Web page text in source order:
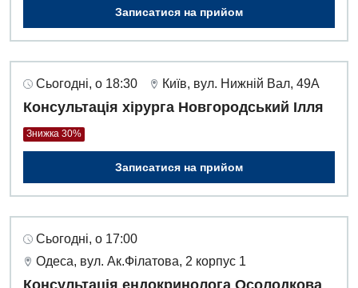
Записатися на прийом
Сьогодні, о 18:30 Київ, вул. Нижній Вал, 49А
Консультація хірурга Новгородський Ілля
Знижка 30%
Записатися на прийом
Сьогодні, о 17:00
Одеса, вул. Ак.Філатова, 2 корпус 1
Консультація ендокринолога Осолодкова